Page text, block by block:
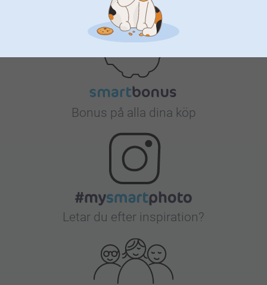
Nöjd kundgaranti
Bonus på alla dina köp
Letar du efter inspiration?